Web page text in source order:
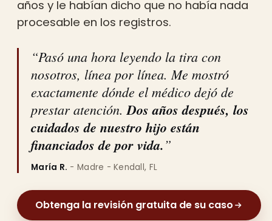
años y le habían dicho que no había nada
procesable en los registros.
“Pasó una hora leyendo la tira con
nosotros, línea por línea. Me mostró
exactamente dónde el médico dejó de
prestar atención. Dos años después, los
cuidados de nuestro hijo están
financiados de por vida.”
María R. - Madre - Kendall, FL
Obtenga la revisión gratuita de su caso